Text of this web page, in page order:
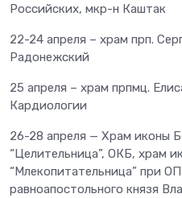
Российских, мкр-н Каштак
22-24 апреля – храм прп.
Радонежский
25 апреля – храм прпмц.
Кардиологии
26-28 апреля — Храм иконы
“Целительница”, ОКБ, храм
“Млекопитательница” при
равноапостольного князя